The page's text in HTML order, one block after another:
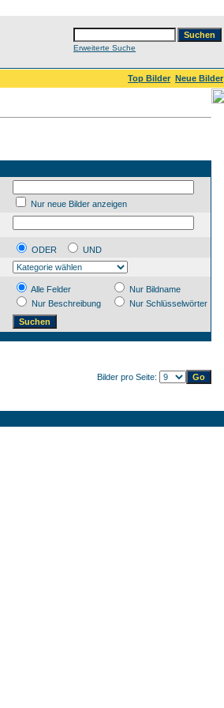
Erweiterte Suche
Top Bilder Neue Bilder
Nur neue Bilder anzeigen
ODER
UND
Alle Felder
Nur Bildname
Nur Beschreibung
Nur Schlüsselwörter
Bilder pro Seite: